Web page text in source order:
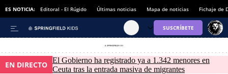
ES NOTICIA: Editoral - El Rúgido Últimas noticias Mapa de noticias Fichaje de
EN DIRECTO El Gobierno ha registrado ya a 1.342 menores en
Ceuta tras la entrada masiva de migrantes